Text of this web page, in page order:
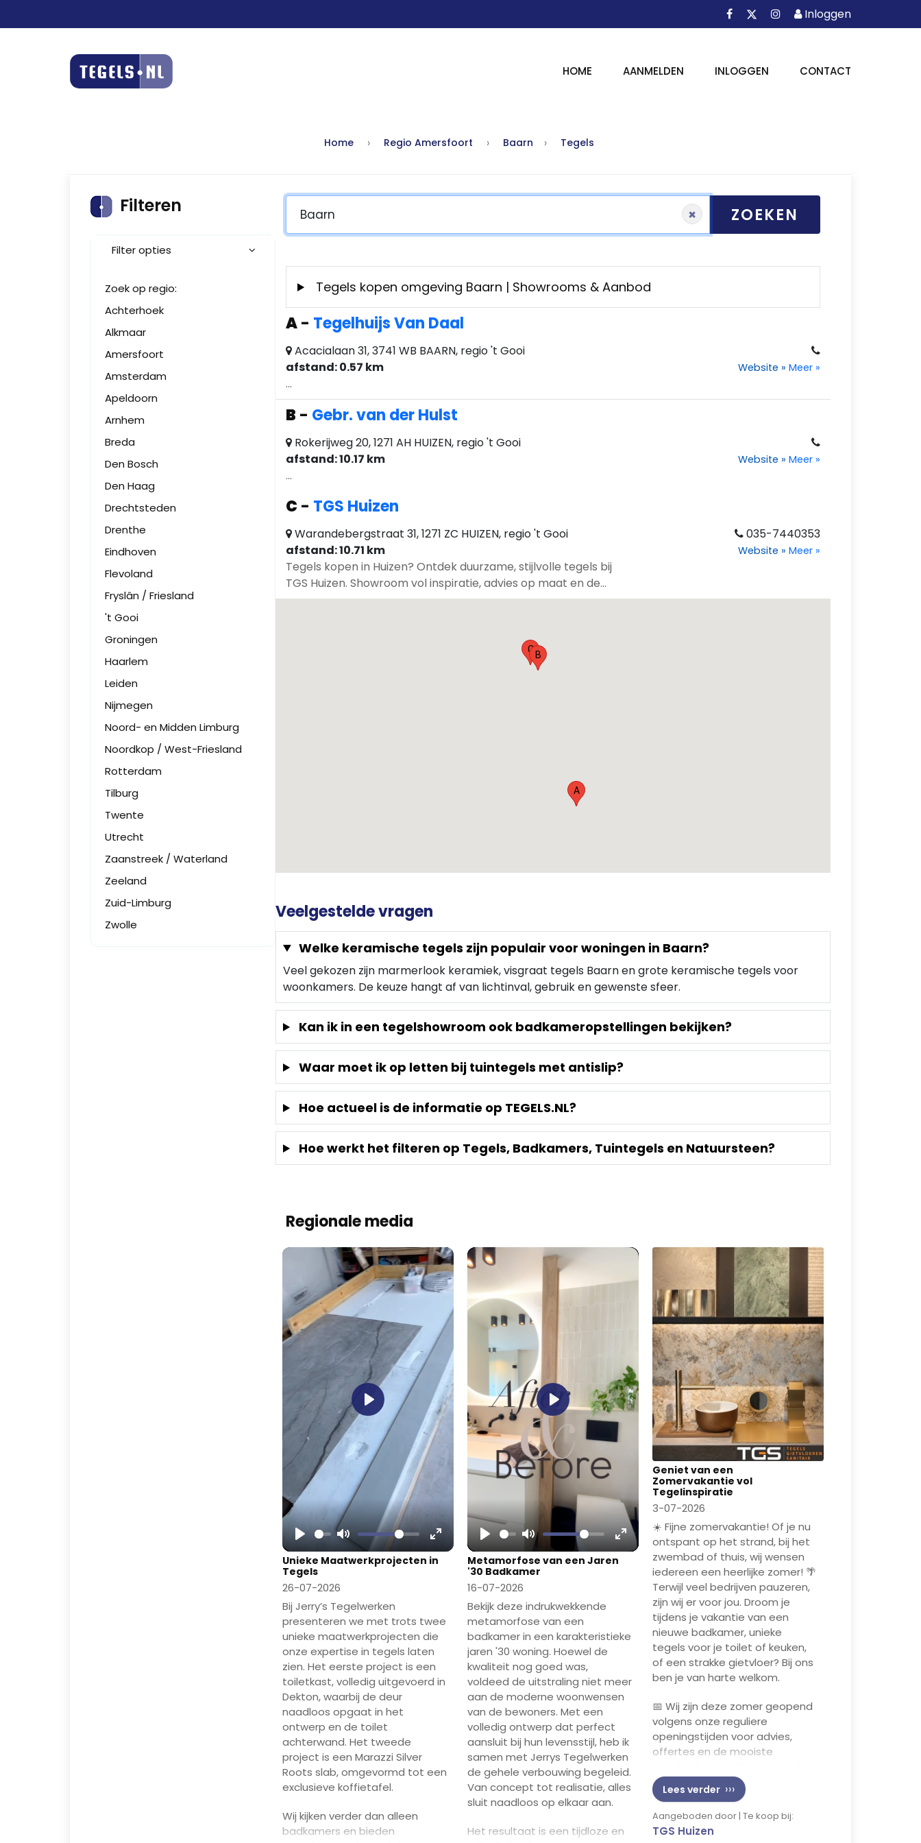
FacebookInstagram
Inloggen
Inloggen
HOME AANMELDEN INLOGGEN CONTACT
Home Regio Amersfoort Baarn Tegels
× ZOEKEN
Tegels kopen omgeving Baarn | Showrooms & Aanbod
A- Tegelhuijs Van Daal
Acacialaan 31, 3741 WB BAARN, regio 't Gooi
afstand: 0.57 km
...
Website » Meer »
B - Gebr. van der Hulst
Rokerijweg 20, 1271 AH HUIZEN, regio 't Gooi
afstand: 10.17 km
...
Website » Meer »
C - TGS Huizen
Warandebergstraat 31, 1271 ZC HUIZEN, regio 't Gooi
afstand: 10.71 km
Tegels kopen in Huizen? Ontdek duurzame, stijlvolle tegels bij
TGS Huizen. Showroom vol inspiratie, advies op maat en de...
035-7440353
Website » Meer »
A
B
C
Veelgestelde vragen
Welke keramische tegels zijn populair voor woningen in Baarn?
Veel gekozen zijn marmerlook keramiek, visgraat tegels Baarn en grote keramische tegels voor
woonkamers. De keuze hangt af van lichtinval, gebruik en gewenste sfeer.
Kan ik in een tegelshowroom ook badkameropstellingen bekijken?
Waar moet ik op letten bij tuintegels met antislip?
Hoe actueel is de informatie op TEGELS.NL?
Hoe werkt het filteren op Tegels, Badkamers, Tuintegels en Natuursteen?
Regionale media
Play Mute
Enter
fullscreen
Play
Unieke Maatwerkprojecten in
Tegels
26-07-2026
Bij Jerry’s Tegelwerken
presenteren we met trots twee
unieke maatwerkprojecten die
onze expertise in tegels laten
zien. Het eerste project is een
toiletkast, volledig uitgevoerd in
Dekton, waarbij de deur
naadloos opgaat in het
ontwerp en de toilet
achterwand. Het tweede
project is een Marazzi Silver
Roots slab, omgevormd tot een
exclusieve koffietafel.
Wij kijken verder dan alleen
badkamers en bieden
Play Mute
Enter
fullscreen
Play
Metamorfose van een Jaren
'30 Badkamer
16-07-2026
Bekijk deze indrukwekkende
metamorfose van een
badkamer in een karakteristieke
jaren '30 woning. Hoewel de
kwaliteit nog goed was,
voldeed de uitstraling niet meer
aan de moderne woonwensen
van de bewoners. Met een
volledig ontwerp dat perfect
aansluit bij hun levensstijl, heb ik
samen met Jerrys Tegelwerken
de gehele verbouwing begeleid.
Van concept tot realisatie, alles
sluit naadloos op elkaar aan.
Het resultaat is een tijdloze en
Geniet van een
Zomervakantie vol
Tegelinspiratie
3-07-2026
☀️ Fijne zomervakantie! Of je nu
ontspant op het strand, bij het
zwembad of thuis, wij wensen
iedereen een heerlijke zomer! 🌴
Terwijl veel bedrijven pauzeren,
zijn wij er voor jou. Droom je
tijdens je vakantie van een
nieuwe badkamer, unieke
tegels voor je toilet of keuken,
of een strakke gietvloer? Bij ons
ben je van harte welkom.
📅 Wij zijn deze zomer geopend
volgens onze reguliere
openingstijden voor advies,
offertes en de mooiste
zomer, wij staan voor je klaar! ☀️
🚿✨
Lees verder
Aangeboden door | Te koop bij:
TGS Huizen
Filteren
Filter opties
Zoek op regio:
Achterhoek
Alkmaar
Amersfoort
Amsterdam
Apeldoorn
Arnhem
Breda
Den Bosch
Den Haag
Drechtsteden
Drenthe
Eindhoven
Flevoland
Fryslân / Friesland
't Gooi
Groningen
Haarlem
Leiden
Nijmegen
Noord- en Midden Limburg
Noordkop / West-Friesland
Rotterdam
Tilburg
Twente
Utrecht
Zaanstreek / Waterland
Zeeland
Zuid-Limburg
Zwolle